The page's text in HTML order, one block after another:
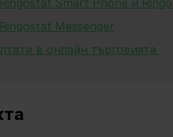
Ringostat Smart Phone и
Ringostat Messenger
в онлайн търговията